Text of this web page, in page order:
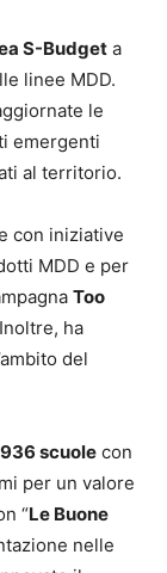
S-Budget a
linee MDD.
le
emergenti
al territorio.
con iniziative
MDD e per
Too
ha
del
scuole con
per un valore
“Le Buone
nelle